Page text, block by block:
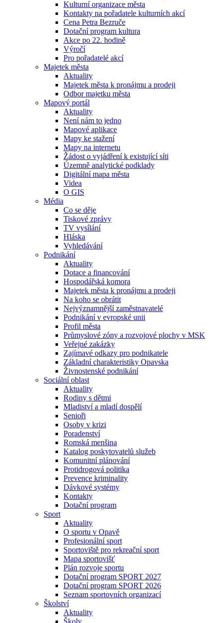
Kulturní organizace města
Kontakty na pořadatele kulturních akcí
Cena Petra Bezruče
Dotační program kultura
Akce po 22. hodině
Výročí
Pro pořadatelé akcí
Majetek města
Aktuality
Majetek města k pronájmu a prodeji
Odbor majetku města
Mapový portál
Aktuality
Není nám to jedno
Mapové aplikace
Mapy ke stažení
Mapy na internetu
Žádost o vyjádření k existující síti
Územně analytické podklady
Digitální mapa města
Videa
O GIS
Média
Co se děje
Tiskové zprávy
TV vysílání
Hláska
Vyhledávání
Podnikání
Aktuality
Dotace a financování
Hospodářská komora
Majetek města k pronájmu a prodeji
Na koho se obrátit
Nejvýznamnější zaměstnavatelé
Podnikání v evropské unii
Profil města
Průmyslové zóny a rozvojové plochy v MSK
Veřejné zakázky
Zajímavé odkazy pro podnikatele
Základní charakteristiky Opavska
Živnostenské podnikání
Sociální oblast
Aktuality
Rodiny s dětmi
Mladiství a mladí dospělí
Senioři
Osoby v krizi
Poradenství
Romská menšina
Katalog poskytovatelů služeb
Komunitní plánování
Protidrogová politika
Prevence kriminality
Dávkové systémy
Kontakty
Dotační program
Sport
Aktuality
O sportu v Opavě
Profesionální sport
Sportoviště pro rekreační sport
Mapa sportovišť
Plán rozvoje sportu
Dotační program SPORT 2027
Dotační program SPORT 2026
Seznam sportovních organizací
Školství
Aktuality